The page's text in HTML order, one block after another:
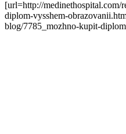
[url=http://
diplom-vysshem-
blog/7785_mozhno-kupit-